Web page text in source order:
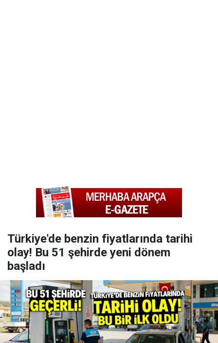
Türkiye'de benzin fiyatlarında tarihi
olay! Bu 51 şehirde yeni dönem
başladı